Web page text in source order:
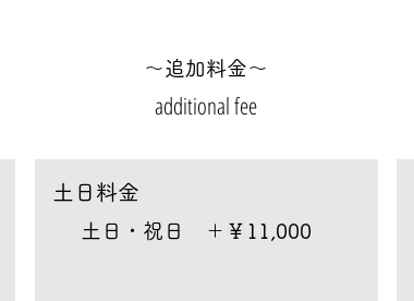
〜追加料金〜
additional fee
​土日料金
土日・祝日 ＋￥11,000